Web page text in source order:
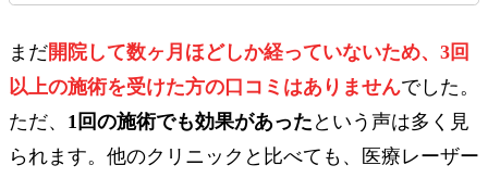
まだ開院して数ヶ月ほどしか経っていないため、3回
以上の施術を受けた方の口コミはありませんでした。
ただ、 1回の施術でも効果があった という声は多く見
られます。他のクリニックと比べても、医療レーザー